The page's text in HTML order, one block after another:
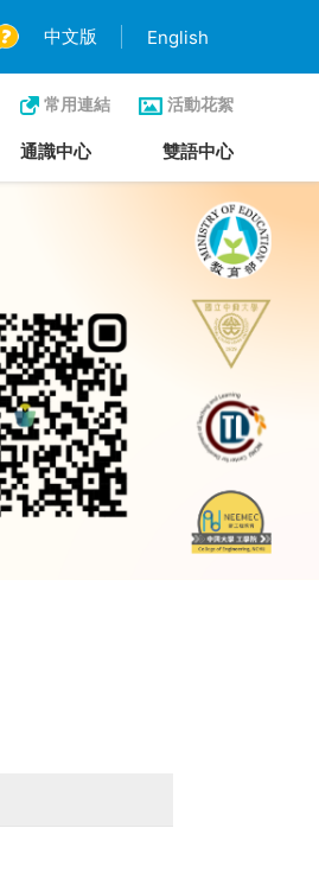
中文版 English
常用連結 活動花絮
通識中心 雙語中心